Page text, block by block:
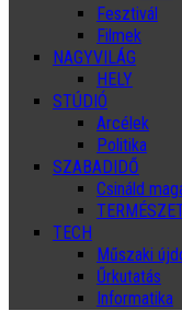
Fesztivál
Filmek
NAGYVILÁG
HELY
STÚDIÓ
Arcélek
Politika
SZABADIDŐ
Csináld
TECH
Műszaki
Űrkutatás
Informatika